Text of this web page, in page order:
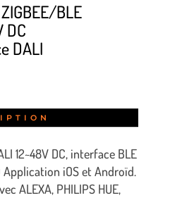
BLE
DC
DALI
12~48V DC, interface BLE
Application iOS et Androïd.
ALEXA, PHILIPS HUE,